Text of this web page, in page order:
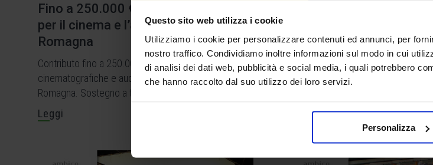
Questo sito web utilizza i cookie
Utilizziamo i cookie per personalizzare contenuti ed annunci, per
nostro traffico. Condividiamo inoltre informazioni sul modo in cui
di analisi dei dati web, pubblicità e social media, i quali potrebbero
che hanno raccolto dal suo utilizzo dei loro servizi.
Personalizza
Fino a 250.000 € a fondo perduto
per il cinema e l’audiovisivo in Emilia-
Romagna
Contributo fino a 250.000 € per opere
cinematografiche e audiovisive realizzate in Emilia-
Romagna. Sostegno a tutte le fasi di produzione.
Leggi
crescita
Contributi a fondo perduto per le
Modena. Ottieni il rimborso del 50%
Leggi